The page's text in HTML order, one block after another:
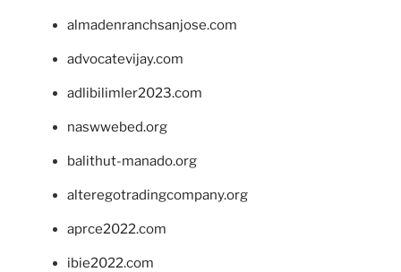
almadenranchsanjose.com
advocatevijay.com
adlibilimler2023.com
naswwebed.org
balithut-manado.org
alteregotradingcompany.org
aprce2022.com
ibie2022.com